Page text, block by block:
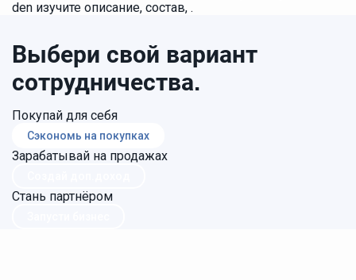
den изучите описание, состав, .
Выбери свой вариант
сотрудничества.
Покупай для себя
Сэкономь на покупках
Зарабатывай на продажах
Стань партнёром